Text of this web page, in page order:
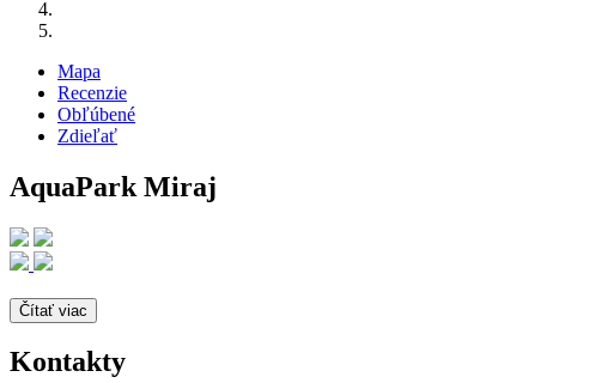
Mapa
Recenzie
Obľúbené
Zdieľať
AquaPark Miraj
Čítať viac
Kontakty